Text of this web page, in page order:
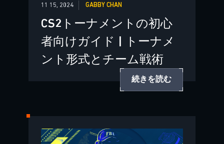
11 15, 2024 GABBY CHAN
CS2トーナメントの初心
者向けガイド | トーナメ
ント形式とチーム戦術
続きを読む